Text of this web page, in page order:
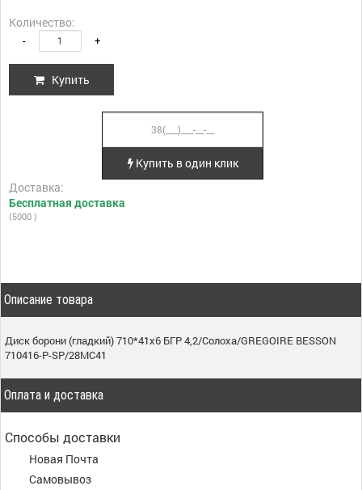
Количество:
- +
Купить
Купить в один клик
Доставка:
Бесплатная доставка
(5000 )
Описание товара
Диск борони (гладкий) 710*41x6 БГР 4,2/Солоха/GREGOIRE BESSON
710416-P-SP/28MС41
Оплата и доставка
Способы доставки
Новая Почта
Самовывоз